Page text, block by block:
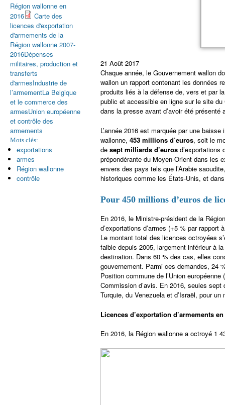
21 Août 2017
Chaque année, le Gouvernement wallon
wallon un rapport contenant les données
produits liés à la défense de, vers et par
public et accessible en ligne sur le site du
dans la presse avant d’avoir été présenté
L’année 2016 est marquée par une
wallonne, 453 millions d’euros, soit le
de sept milliards d’euros d’exportations
prépondérante du Moyen-Orient dans les
envers des pays tels que l’Arabie
historiques comme les États-Unis, et
Pour 450 millions d’euros de
En 2016, le Ministre-président de la
d’exportations d’armes (+5 % par
Le montant total des licences octroyées
faible depuis 2005, largement inférieur à
destination. Dans 60 % des cas, elles
gouvernement. Parmi ces demandes, 24
Position commune de l’Union européenne
Commission d’avis. En 2016, seules
Turquie, du Venezuela et d’Israël, pour
Licences d’exportation d’armements en
En 2016, la Région wallonne a octroyé 1
Région wallonne en
2016
Carte des
licences d'exportation
d'armements de la
Région wallonne 2007-
2016Dépenses
militaires, production et
transferts
d'armesIndustrie de
l’armementLa Belgique
et le commerce des
armesUnion européenne
et contrôle des
armements
Mots clés:
exportations
armes
Région wallonne
contrôle